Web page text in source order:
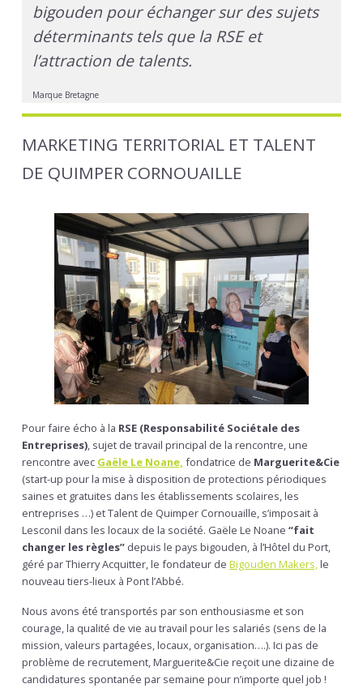
bigouden pour échanger sur des sujets
déterminants tels que la RSE et
l’attraction de talents.
Marque Bretagne
MARKETING TERRITORIAL ET TALENT
DE QUIMPER CORNOUAILLE
Pour faire écho à la RSE (Responsabilité Sociétale des
Entreprises), sujet de travail principal de la rencontre, une
rencontre avec Gaële Le Noane, fondatrice de Marguerite&Cie
(start-up pour la mise à disposition de protections périodiques
saines et gratuites dans les établissements scolaires, les
entreprises …) et Talent de Quimper Cornouaille, s’imposait à
Lesconil dans les locaux de la société. Gaële Le Noane “fait
changer les règles” depuis le pays bigouden, à l’Hôtel du Port,
géré par Thierry Acquitter, le fondateur de Bigouden Makers, le
nouveau tiers-lieux à Pont l’Abbé.
Nous avons été transportés par son enthousiasme et son
courage, la qualité de vie au travail pour les salariés (sens de la
mission, valeurs partagées, locaux, organisation….). Ici pas de
problème de recrutement, Marguerite&Cie reçoit une dizaine de
candidatures spontanée par semaine pour n’importe quel job !